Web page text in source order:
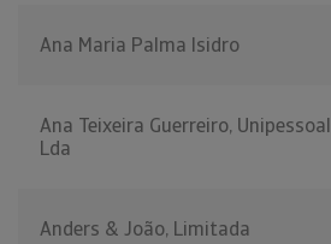
Ana Maria Palma Isidro
Ana Teixeira Guerreiro, Unipessoal
Lda
Anders & João, Limitada